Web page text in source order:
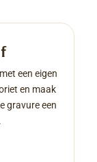
een eigen
en maak
gravure een